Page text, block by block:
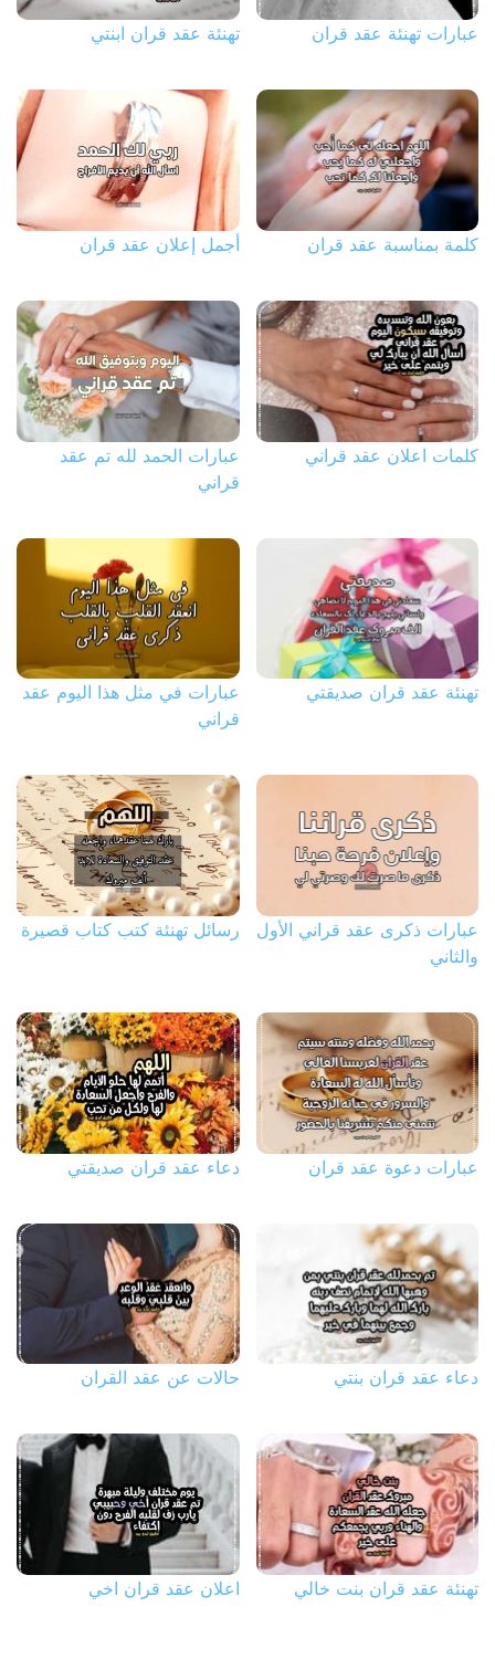
عبارات تهنئة عقد قران تهنئة عقد قران ابنتي
كلمة بمناسبة عقد قران أجمل إعلان عقد قران
كلمات اعلان عقد قراني
عبارات الحمد لله تم عقد
قراني
تهنئة عقد قران صديقتي
عبارات في مثل هذا اليوم عقد
قراني
عبارات ذكرى عقد قراني الأول
والثاني
رسائل تهنئة كتب كتاب قصيرة
عبارات دعوة عقد قران دعاء عقد قران صديقتي
دعاء عقد قران بنتي حالات عن عقد القران
تهنئة عقد قران بنت خالي اعلان عقد قران اخي